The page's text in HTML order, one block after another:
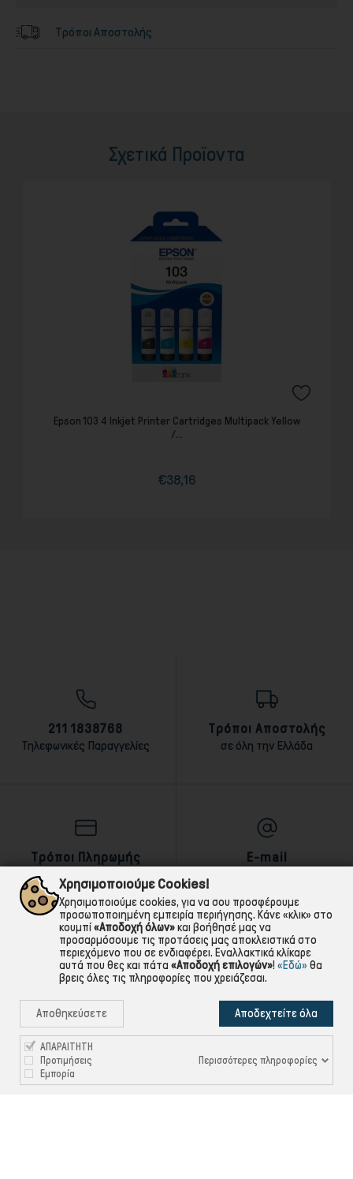
Τρόποι Αποστολής
Σχετικά Προϊοντα
Epson 103 4 Inkjet Printer Cartridges Multipack Yellow
/...
Τιμή
€38,16
211 1838768
Τηλεφωνικές Παραγγελίες
Τρόποι Αποστολής
σε όλη την Ελλάδα
Τρόποι Πληρωμής
αντικαταβολή,κάρτα,τραπεζική
E-mail
Χρησιμοποιούμε Cookies!
Χρησιμοποιούμε cookies, για να σου προσφέρουμε
προσωποποιημένη εμπειρία περιήγησης. Κάνε «κλικ» στο
κουμπί«Αποδοχή όλων»και βοήθησέ μας να
προσαρμόσουμε τις προτάσεις μας αποκλειστικά στο
περιεχόμενο που σε ενδιαφέρει. Εναλλακτικά κλίκαρε
αυτά που θες και πάτα «Αποδοχή επιλογών»! «Εδώ» θα
βρεις όλες τις πληροφορίες που χρειάζεσαι.
Αποθηκεύσετε Αποδεχτείτε όλα
ΑΠΑΡΑΙΤΗΤΗ
Προτιμήσεις
Εμπορία
Περισσότερες πληροφορίες